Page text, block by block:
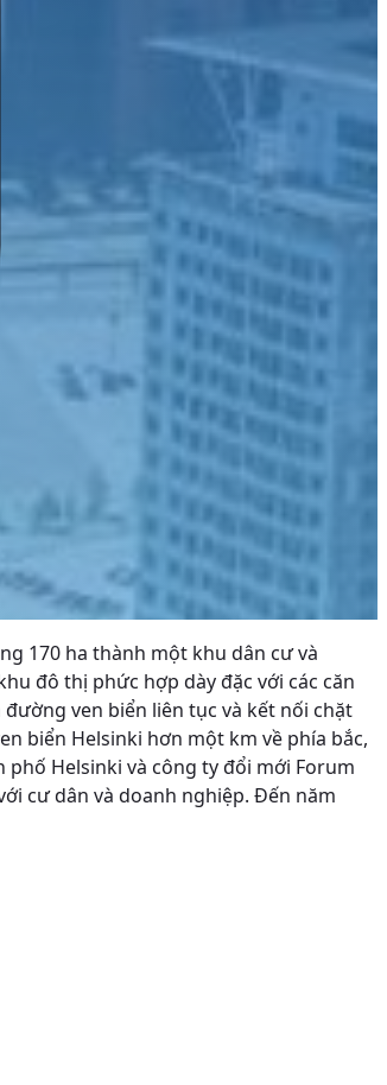
170 ha thành một khu dân cư và
đô thị phức hợp dày đặc với các căn
ven biển liên tục và kết nối chặt
biển Helsinki hơn một km về phía bắc,
phố Helsinki và công ty đổi mới Forum
cư dân và doanh nghiệp. Đến năm